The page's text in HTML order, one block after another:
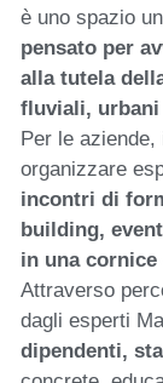
è uno spazio
pensato per
alla tutela
fluviali, urbani
Per le
organizzare
incontri di
building,
in una
Attraverso
dagli esperti
dipendenti,